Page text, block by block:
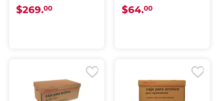
$269.00 $64.00